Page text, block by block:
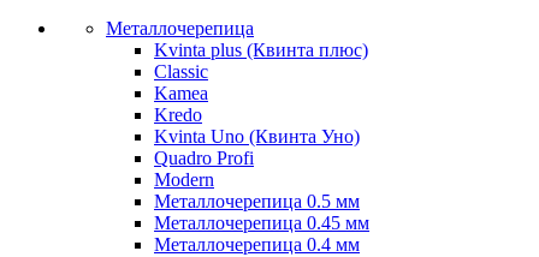
Металлочерепица
Kvinta plus (Квинта плюс)
Classic
Kamea
Kredo
Kvinta Uno (Квинта Уно)
Quadro Profi
Modern
Металлочерепица 0.5 мм
Металлочерепица 0.45 мм
Металлочерепица 0.4 мм